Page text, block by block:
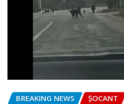
BREAKING NEWS ȘOCANT